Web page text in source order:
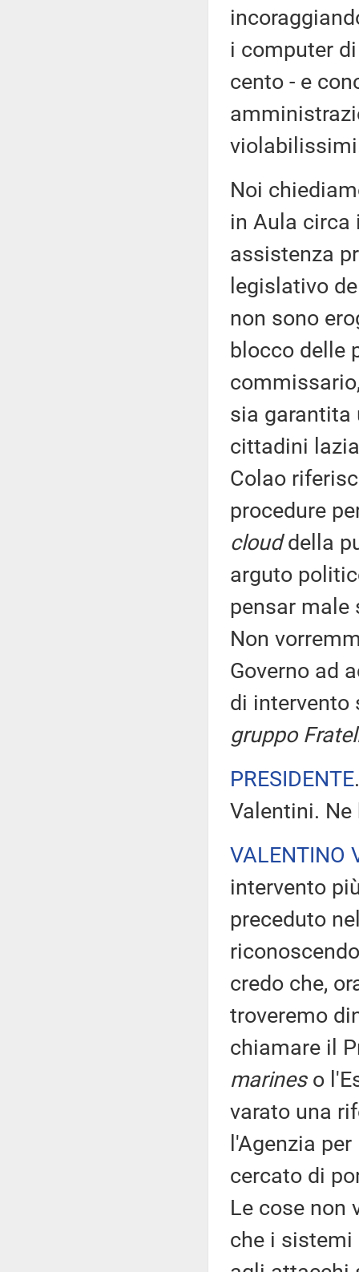
i computer
cento - e
Noi
in Aula circa
assistenza
legislativo
non sono
blocco delle
sia garantita
cittadini
Colao
procedure
clouddella
arguto
pensar male
Non
Governo ad
di
gruppo
PRESIDENTE
Valentini.
VALENTINO
intervento
preceduto
credo che,
troveremo
chiamare il
marineso
varato una
l'Agenzia
cercato di
Le cose non
che i